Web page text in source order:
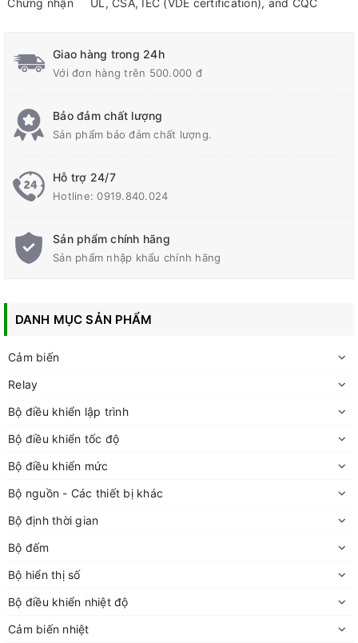
Chứng nhận UL, CSA, IEC (VDE certification), and CQC
Giao hàng trong 24h
Với đơn hàng trên 500.000 đ
Bảo đảm chất lượng
Sản phẩm bảo đảm chất lượng.
Hỗ trợ 24/7
Hotline:0919.840.024
Sản phẩm chính hãng
Sản phẩm nhập khẩu chính hãng
DANH MỤC SẢN PHẨM
Cảm biến
Relay
Bộ điều khiển lập trình
Bộ điều khiển tốc độ
Bộ điều khiển mức
Bộ nguồn - Các thiết bị khác
Bộ định thời gian
Bộ đếm
Bộ hiển thị số
Bộ điều khiển nhiệt độ
Cảm biến nhiệt